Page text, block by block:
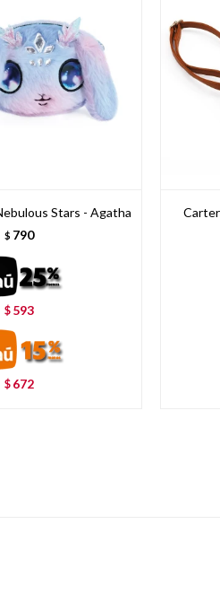
Stars - Agatha
$ 790
$ 593
$ 672